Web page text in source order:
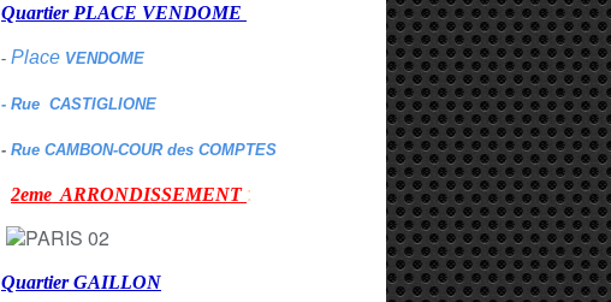
Quartier PLACE VENDOME
- Place VENDOME
- Rue CASTIGLIONE
- Rue CAMBON-COUR des COMPTES
2eme ARRONDISSEMENT :
Quartier GAILLON